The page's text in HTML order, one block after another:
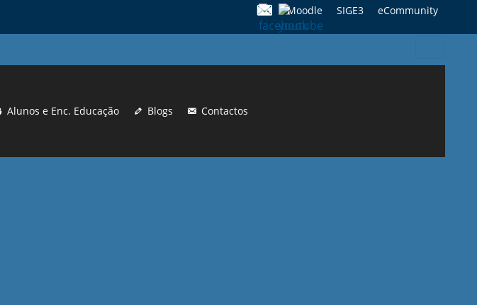
Moodle SIGE3 eCommunity
for:
Alunos e Enc. Educação Blogs Contactos